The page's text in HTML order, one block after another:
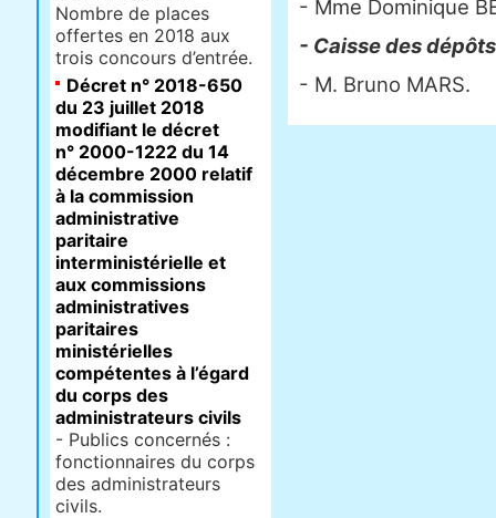
- Mme Dominique
- Caisse des
- M. Bruno MARS.
Nombre de places
offertes en 2018 aux
trois concours d’entrée.
Décret n° 2018-650
du 23 juillet 2018
modifiant le décret
n° 2000-1222 du 14
décembre 2000 relatif
à la commission
administrative
paritaire
interministérielle et
aux commissions
administratives
paritaires
ministérielles
compétentes à l’égard
du corps des
administrateurs civils
- Publics concernés :
fonctionnaires du corps
des administrateurs
civils.